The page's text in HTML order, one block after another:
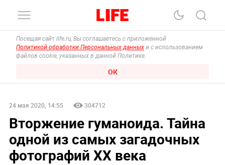
Посещая сайт life.ru, Вы соглашаетесь с приложенной
Политикой обработки Персональных данных и с использованием
файлов cookie, указанных в данной Политике.
ОК
24 мая 2020, 14:55 304712
Вторжение гуманоида. Тайна
одной из самых загадочных
фотографий ХХ века